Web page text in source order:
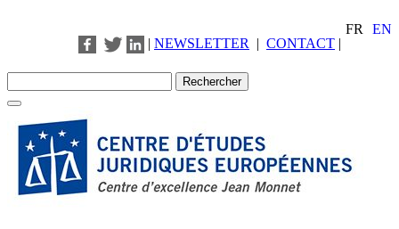
FR
EN
| NEWSLETTER | CONTACT |